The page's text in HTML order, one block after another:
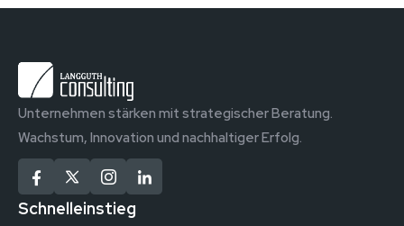
Unternehmen stärken mit strategischer Beratung.
Wachstum, Innovation und nachhaltiger Erfolg.
Schnelleinstieg